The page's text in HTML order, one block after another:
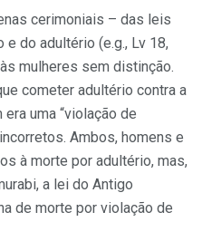
cerimoniais – das leis
do adultério (e.g., Lv 18,
mulheres sem distinção.
cometer adultério contra a
uma “violação de
Ambos, homens e
à morte por adultério, mas,
a lei do Antigo
de morte por violação de